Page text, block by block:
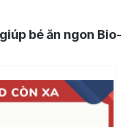
bé ăn ngon Bio-